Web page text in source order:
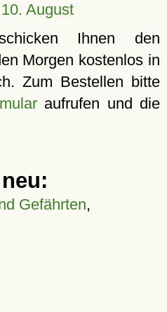
August
Ihnen den
Morgen kostenlos in
Zum Bestellen bitte
aufrufen und die
Gefährten,